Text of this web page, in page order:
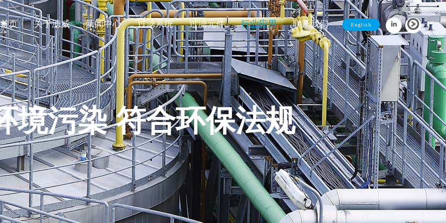
首页 关于滤威 新闻中心 过滤系统 过滤元件 行业应用 联系我们 English
境污染 符合环保法规